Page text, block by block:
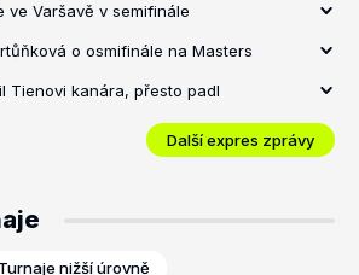
ve Varšavě v semifinále
o osmifinále na Masters
Tienovi kanára, přesto padl
Další expres zprávy
Turnaje nižší úrovně